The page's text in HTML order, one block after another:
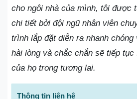
cho ngôi nhà của mình, tôi được
chi tiết bởi đội ngũ nhân viên
trình lắp đặt diễn ra nhanh chóng
hài lòng và chắc chắn sẽ tiếp
của họ trong tương lai.
Thông tin liên hệ